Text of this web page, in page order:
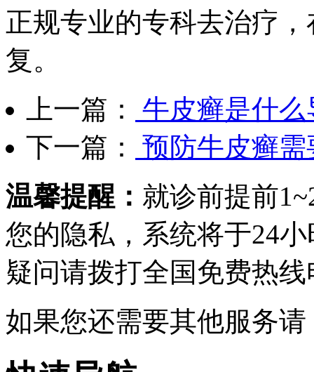
正规专业的专科去治疗
复。
上一篇：
牛皮癣是什么
下一篇：
预防牛皮癣
温馨提醒： 就诊前提前
您的隐私，系统将于24
疑问请拨打全国免费热线
如果您还需要其他服务